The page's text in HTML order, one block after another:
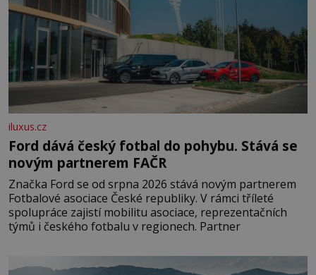
iluxus.cz
Ford dává český fotbal do pohybu. Stává se
novým partnerem FAČR
Značka Ford se od srpna 2026 stává novým partnerem
Fotbalové asociace České republiky. V rámci tříleté
spolupráce zajistí mobilitu asociace, reprezentačních
týmů i českého fotbalu v regionech. Partner